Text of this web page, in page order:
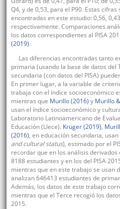
Q4, y de 0,53, para el P90. Estas
encontradas en este estudio: 0,56,
respectivamente. Comparaciones
los datos correspondientes al PISA
(2019).
Las diferencias encontradas tanto
primaria (usando la base de datos del
secundaria (con datos del PISA)
En primer lugar, a la variable de
trabaja con el índice socioeconómico
mientras que Murillo (2016) y Murillo
usan el índice socioeconómico y
Laboratorio Latinoamericano de
Educación (Llece). Krüger (2019),
(2016), en educación secundaria, usan
and cultural status), estimado por el
recordar que en los análisis derivados
8188 estudiantes y en los del PISA
mientras que en este trabajo se usan
analizan 646413 estudiantes de
Además, los datos de este trabajo
mientras que el Terce recogió los
2015.